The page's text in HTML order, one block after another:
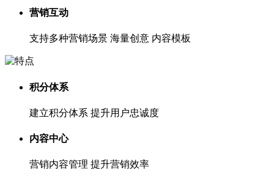
营销互动
支持多种营销场景 海量创意 内容模板
积分体系
建立积分体系 提升用户忠诚度
内容中心
营销内容管理 提升营销效率